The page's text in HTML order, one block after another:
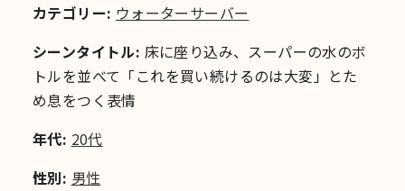
カテゴリー: ウォーターサーバー
シーンタイトル: 床に座り込み、スーパーの水のボ
トルを並べて「これを買い続けるのは大変」とた
め息をつく表情
年代: 20代
性別: 男性